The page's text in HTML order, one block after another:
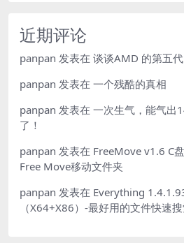
近期评论
panpan 发表在 谈谈AMD 的第五
panpan 发表在 一个残酷的真相
panpan 发表在 一次生气，能气出
了！
panpan 发表在 FreeMove v1.6 C
Free Move移动文件夹
panpan 发表在 Everything
（X64+X86）-最好用的文件快速